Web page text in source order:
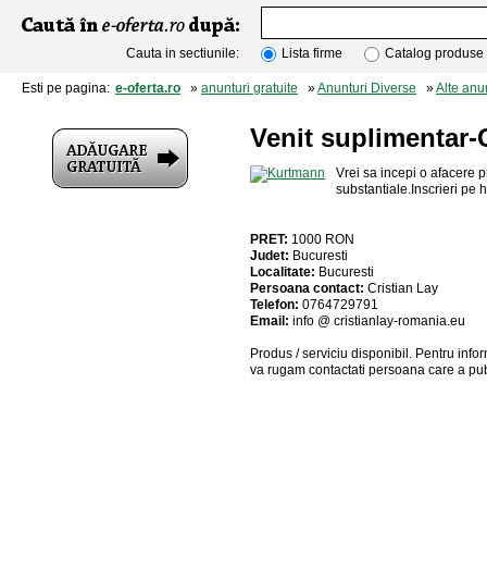
Cauta in sectiunile: Lista firme Catalog produse
Esti pe pagina: e-oferta.ro » anunturi gratuite »Anunturi Diverse »Alte
Venit suplimentar-
Vrei sa incepi o afacere
substantiale.Inscrieri pe
PRET: 1000 RON
Judet: Bucuresti
Localitate: Bucuresti
Persoana contact: Cristian Lay
Telefon: 0764729791
Email: info @ cristianlay-romania.eu
Produs / serviciu disponibil . Pentru
va rugam contactati persoana care a